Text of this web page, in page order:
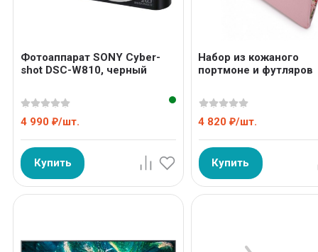
Фотоаппарат SONY Cyber-
shot DSC-W810, черный
4 990 ₽/шт.
Купить
Набор из кожаного
портмоне и футляров
4 820 ₽/шт.
Купить